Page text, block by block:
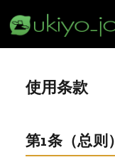
使用条款
第1条（总则）